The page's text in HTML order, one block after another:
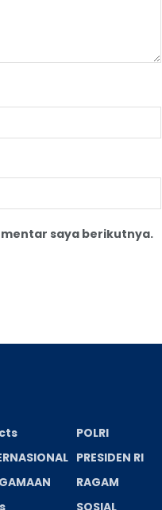
saya berikutnya.
POLRI
PRESIDEN RI
RAGAM
SOSIAL